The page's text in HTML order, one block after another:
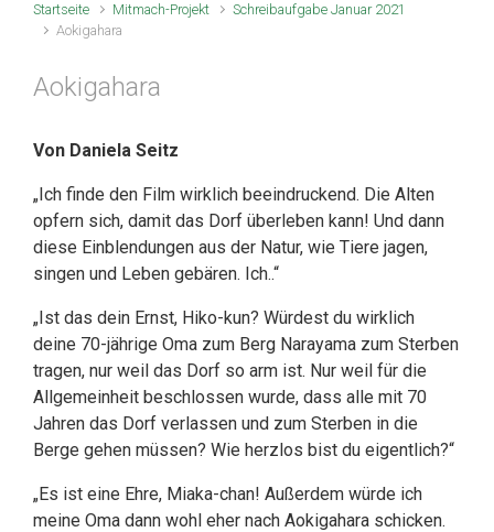
Startseite Mitmach-Projekt
Schreibaufgabe Januar 2021
Aokigahara
Aokigahara
Von Daniela Seitz
„Ich finde den Film wirklich beeindruckend. Die Alten
opfern sich, damit das Dorf überleben kann! Und dann
diese Einblendungen aus der Natur, wie Tiere jagen,
singen und Leben gebären. Ich..“
„Ist das dein Ernst, Hiko-kun? Würdest du wirklich
deine 70-jährige Oma zum Berg Narayama zum Sterben
tragen, nur weil das Dorf so arm ist. Nur weil für die
Allgemeinheit beschlossen wurde, dass alle mit 70
Jahren das Dorf verlassen und zum Sterben in die
Berge gehen müssen? Wie herzlos bist du eigentlich?“
„Es ist eine Ehre, Miaka-chan! Außerdem würde ich
meine Oma dann wohl eher nach Aokigahara schicken.